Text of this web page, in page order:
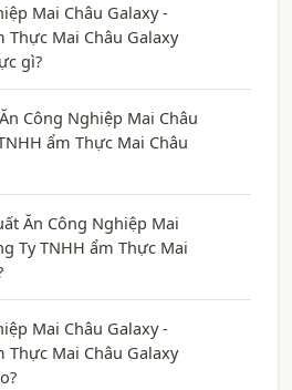
Mai Châu Galaxy -
Thực Mai Châu Galaxy
gì?
Công Nghiệp Mai Châu
ẩm Thực Mai Châu
Ăn Công Nghiệp Mai
Ty TNHH ẩm Thực Mai
Mai Châu Galaxy -
Thực Mai Châu Galaxy